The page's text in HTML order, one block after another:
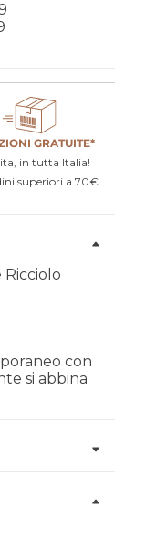
GRATUITE*
in tutta Italia!
superiori a 70€
Ricciolo
con
si abbina